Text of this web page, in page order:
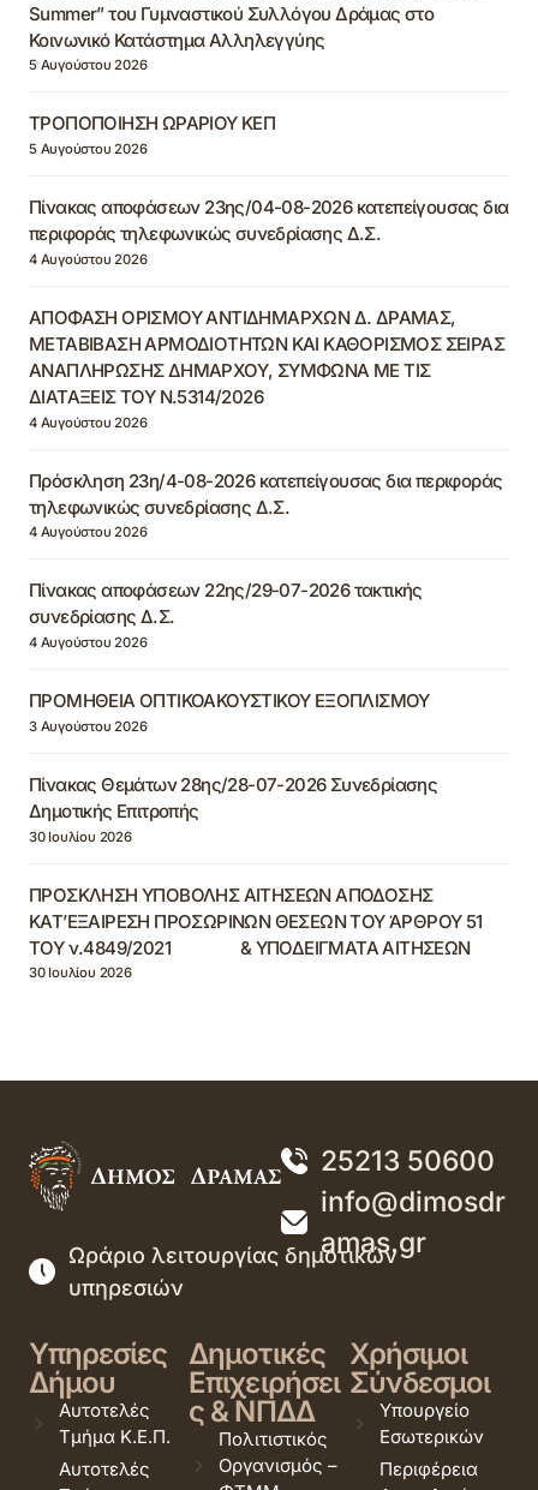
Summer” του Γυμναστικού Συλλόγου Δράμας στο
Κοινωνικό Κατάστημα Αλληλεγγύης
5 Αυγούστου 2026
ΤΡΟΠΟΠΟΙΗΣΗ ΩΡΑΡΙΟΥ ΚΕΠ
5 Αυγούστου 2026
Πίνακας αποφάσεων 23ης/04-08-2026 κατεπείγουσας δια
περιφοράς τηλεφωνικώς συνεδρίασης Δ.Σ.
4 Αυγούστου 2026
ΑΠΟΦΑΣΗ ΟΡΙΣΜΟΥ ΑΝΤΙΔΗΜΑΡΧΩΝ Δ. ΔΡΑΜΑΣ,
ΜΕΤΑΒΙΒΑΣΗ ΑΡΜΟΔΙΟΤΗΤΩΝ ΚΑΙ ΚΑΘΟΡΙΣΜΟΣ ΣΕΙΡΑΣ
ΑΝΑΠΛΗΡΩΣΗΣ ΔΗΜΑΡΧΟΥ, ΣΥΜΦΩΝΑ ΜΕ ΤΙΣ
ΔΙΑΤΑΞΕΙΣ ΤΟΥ Ν.5314/2026
4 Αυγούστου 2026
Πρόσκληση 23η/4-08-2026 κατεπείγουσας δια περιφοράς
τηλεφωνικώς συνεδρίασης Δ.Σ.
4 Αυγούστου 2026
Πίνακας αποφάσεων 22ης/29-07-2026 τακτικής
συνεδρίασης Δ.Σ.
4 Αυγούστου 2026
ΠΡΟΜΗΘΕΙΑ ΟΠΤΙΚΟΑΚΟΥΣΤΙΚΟΥ ΕΞΟΠΛΙΣΜΟΥ
3 Αυγούστου 2026
Πίνακας Θεμάτων 28ης/28-07-2026 Συνεδρίασης
Δημοτικής Επιτροπής
30 Ιουλίου 2026
ΠΡΟΣΚΛΗΣΗ ΥΠΟΒΟΛΗΣ ΑΙΤΗΣΕΩΝ ΑΠΟΔΟΣΗΣ
ΚΑΤ’ΕΞΑΙΡΕΣΗ ΠΡΟΣΩΡΙΝΩΝ ΘΕΣΕΩΝ ΤΟΥ ΆΡΘΡΟΥ 51
ΤΟΥ ν.4849/2021 & ΥΠΟΔΕΙΓΜΑΤΑ ΑΙΤΗΣΕΩΝ
30 Ιουλίου 2026
25213 50600
info@dimosdr
amas.gr
Ωράριο λειτουργίας δημοτικών
υπηρεσιών
Υπηρεσίες
Δήμου
Αυτοτελές
Τμήμα Κ.Ε.Π.
Αυτοτελές
Δημοτικές
Επιχειρήσει
ς & ΝΠΔΔ
Πολιτιστικός
Οργανισμός –
Χρήσιμοι
Σύνδεσμοι
Υπουργείο
Εσωτερικών
Περιφέρεια